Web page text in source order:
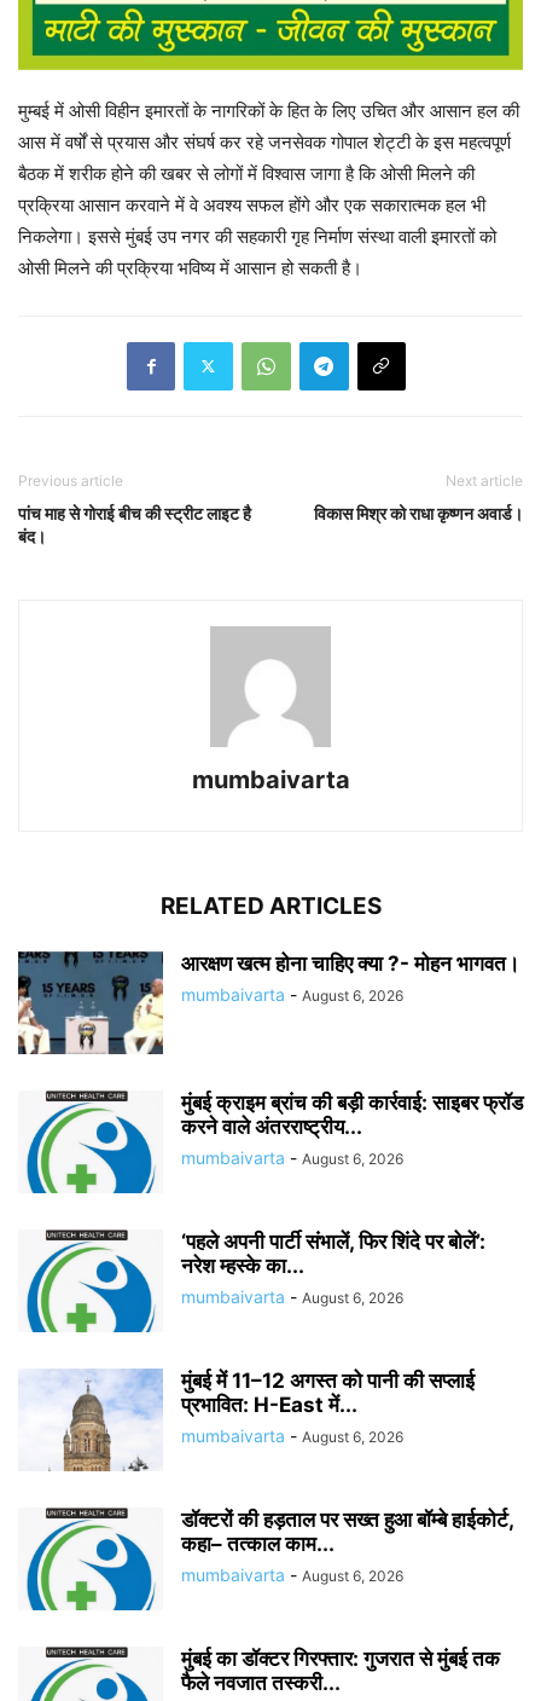
मुम्बई में ओसी विहीन इमारतों के नागरिकों के हित के लिए उचित और आसान हल की
आस में वर्षों से प्रयास और संघर्ष कर रहे जनसेवक गोपाल शेट्टी के इस महत्वपूर्ण
बैठक में शरीक होने की खबर से लोगों में विश्वास जागा है कि ओसी मिलने की
प्रक्रिया आसान करवाने में वे अवश्य सफल होंगे और एक सकारात्मक हल भी
निकलेगा। इससे मुंबई उप नगर की सहकारी गृह निर्माण संस्था वाली इमारतों को
ओसी मिलने की प्रक्रिया भविष्य में आसान हो सकती है।
Previous article
पांच माह से गोराई बीच की स्ट्रीट लाइट है
बंद।
Next article
विकास मिश्र को राधा कृष्णन अवार्ड।
mumbaivarta
RELATED ARTICLES
आरक्षण खत्म होना चाहिए क्या ?- मोहन भागवत।
mumbaivarta - August 6, 2026
मुंबई क्राइम ब्रांच की बड़ी कार्रवाई: साइबर फ्रॉड
करने वाले अंतरराष्ट्रीय...
mumbaivarta - August 6, 2026
‘पहले अपनी पार्टी संभालें, फिर शिंदे पर बोलें’:
नरेश म्हस्के का...
mumbaivarta - August 6, 2026
मुंबई में 11–12 अगस्त को पानी की सप्लाई
प्रभावित: H-East में...
mumbaivarta - August 6, 2026
डॉक्टरों की हड़ताल पर सख्त हुआ बॉम्बे हाईकोर्ट,
कहा– तत्काल काम...
mumbaivarta - August 6, 2026
मुंबई का डॉक्टर गिरफ्तार: गुजरात से मुंबई तक
फैले नवजात तस्करी...